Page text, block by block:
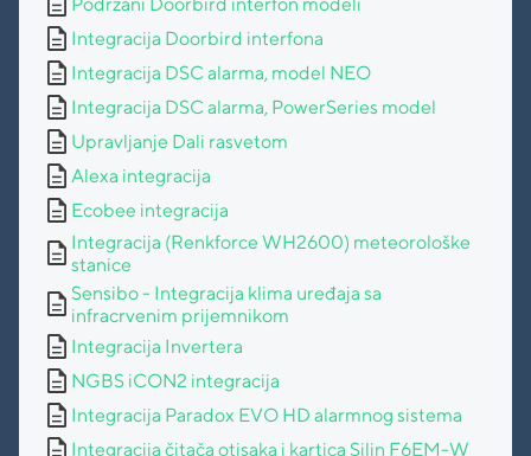
Podržani Doorbird interfon modeli
description Integracija Doorbird interfona
description Integracija DSC alarma, model NEO
description Integracija DSC alarma, PowerSeries model
description Upravljanje Dali rasvetom
description Alexa integracija
description Ecobee integracija
description Integracija (Renkforce WH2600) meteorološke
stanice
description Sensibo - Integracija klima uređaja sa
infracrvenim prijemnikom
description Integracija Invertera
description NGBS iCON2 integracija
description Integracija Paradox EVO HD alarmnog sistema
Integracija čitača otisaka i kartica Silin F6EM-W